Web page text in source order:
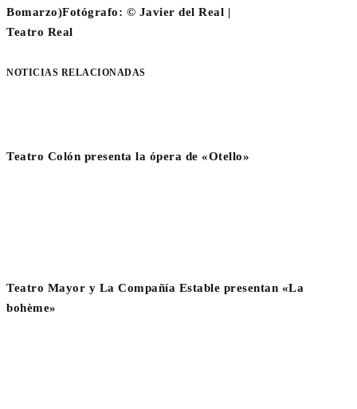
Bomarzo)Fotógrafo: © Javier del Real |
Teatro Real
NOTICIAS RELACIONADAS
Teatro Colón presenta la ópera de «Otello»
Teatro Mayor y La Compañía Estable presentan «La
bohème»